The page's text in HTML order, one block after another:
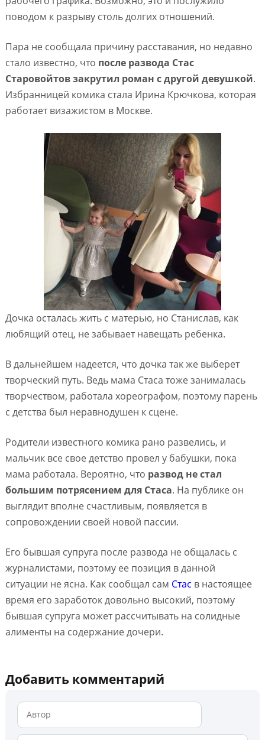
поводом к разрыву столь долгих отношений.
Пара не сообщала причину расставания, но недавно
стало известно, что после развода Стас
Старовойтов закрутил роман с другой девушкой.
Избранницей комика стала Ирина Крючкова, которая
работает визажистом в Москве.
Дочка осталась жить с матерью, но Станислав, как
любящий отец, не забывает навещать ребенка.
В дальнейшем надеется, что дочка так же выберет
творческий путь. Ведь мама Стаса тоже занималась
творчеством, работала хореографом, поэтому парень
с детства был неравнодушен к сцене.
Родители известного комика рано развелись, и
мальчик все свое детство провел у бабушки, пока
мама работала. Вероятно, что развод не стал
большим потрясением для Стаса. На публике он
выглядит вполне счастливым, появляется в
сопровождении своей новой пассии.
Его бывшая супруга после развода не общалась с
журналистами, поэтому ее позиция в данной
ситуации не ясна. Как сообщал сам Стас в настоящее
время его заработок довольно высокий, поэтому
бывшая супруга может рассчитывать на солидные
алименты на содержание дочери.
Добавить комментарий